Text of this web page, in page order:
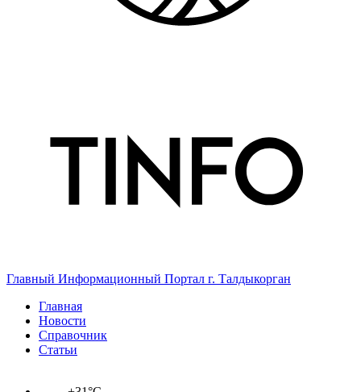
Главный Информационный Портал г. Талдыкорган
Главная
Новости
Справочник
Статьи